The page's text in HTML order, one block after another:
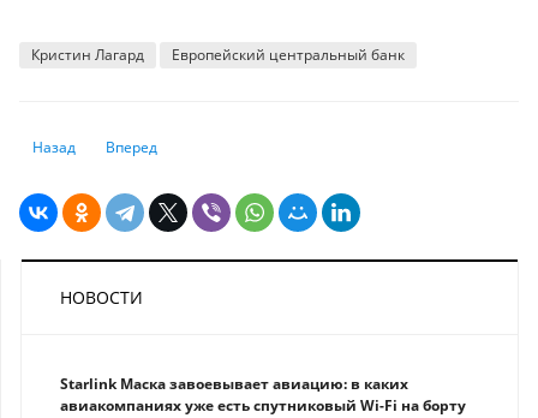
Кристин Лагард Европейский центральный банк
Предыдущий: КФС: в феврале 1 доллар США может стоить около 457,4
Назад Следующий: Ставка работает на депозиты
Вперед
НОВОСТИ
Starlink Маска завоевывает авиацию: в каких
авиакомпаниях уже есть спутниковый Wi-Fi на борту